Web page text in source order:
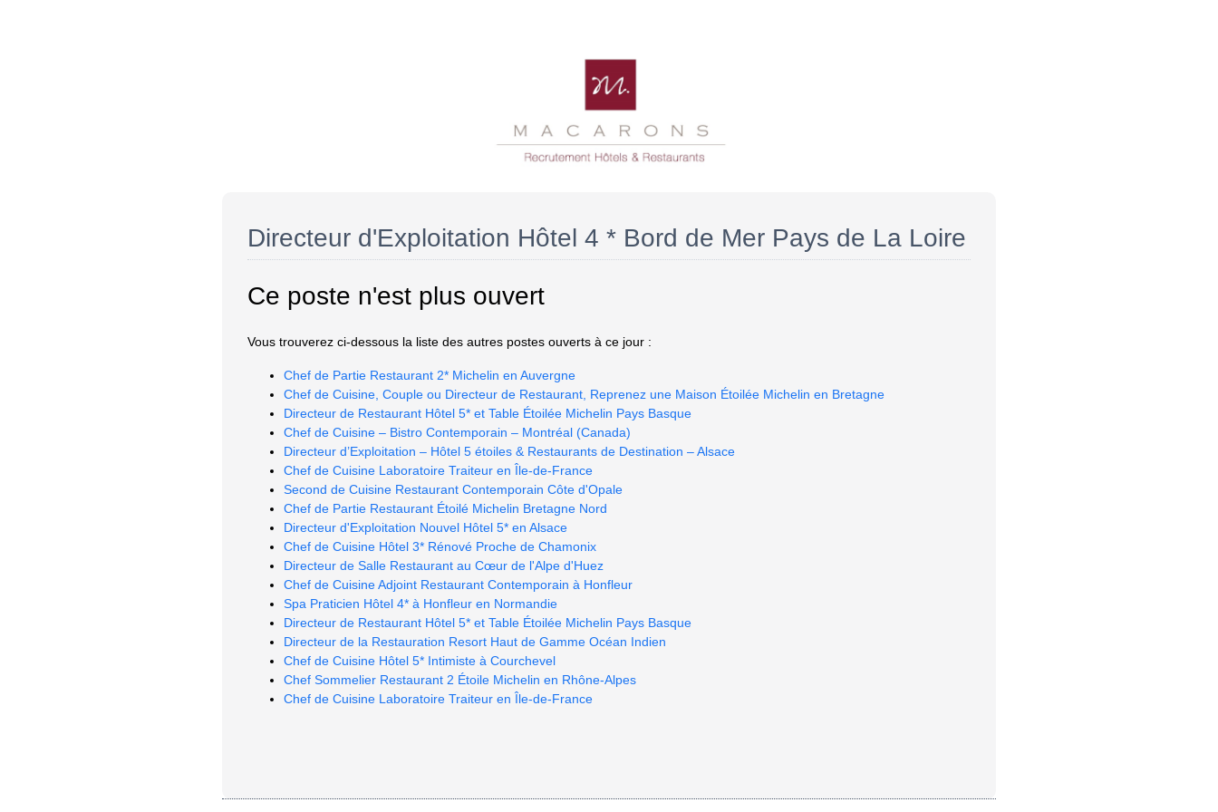
Directeur d'Exploitation Hôtel 4 * Bord de Mer Pays de La Loire
Ce poste n'est plus ouvert
Vous trouverez ci-dessous la liste des autres postes ouverts à ce jour :
Chef de Partie Restaurant 2* Michelin en Auvergne
Chef de Cuisine, Couple ou Directeur de Restaurant, Reprenez une Maison Étoilée Michelin en Bretagne
Directeur de Restaurant Hôtel 5* et Table Étoilée Michelin Pays Basque
Chef de Cuisine – Bistro Contemporain – Montréal (Canada)
Directeur d’Exploitation – Hôtel 5 étoiles & Restaurants de Destination – Alsace
Chef de Cuisine Laboratoire Traiteur en Île-de-France
Second de Cuisine Restaurant Contemporain Côte d'Opale
Chef de Partie Restaurant Étoilé Michelin Bretagne Nord
Directeur d'Exploitation Nouvel Hôtel 5* en Alsace
Chef de Cuisine Hôtel 3* Rénové Proche de Chamonix
Directeur de Salle Restaurant au Cœur de l'Alpe d'Huez
Chef de Cuisine Adjoint Restaurant Contemporain à Honfleur
Spa Praticien Hôtel 4* à Honfleur en Normandie
Directeur de Restaurant Hôtel 5* et Table Étoilée Michelin Pays Basque
Directeur de la Restauration Resort Haut de Gamme Océan Indien
Chef de Cuisine Hôtel 5* Intimiste à Courchevel
Chef Sommelier Restaurant 2 Étoile Michelin en Rhône-Alpes
Chef de Cuisine Laboratoire Traiteur en Île-de-France